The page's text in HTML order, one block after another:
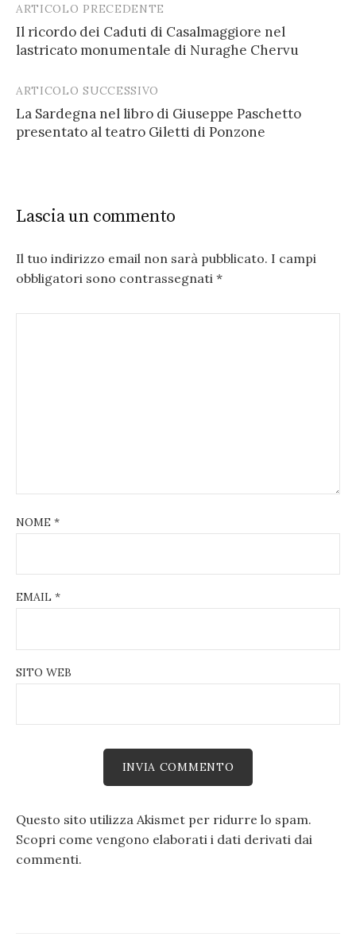
Post
navigation
ARTICOLO PRECEDENTE
Il ricordo dei Caduti di Casalmaggiore nel
lastricato monumentale di Nuraghe Chervu
ARTICOLO SUCCESSIVO
La Sardegna nel libro di Giuseppe Paschetto
presentato al teatro Giletti di Ponzone
Lascia un commento
Il tuo indirizzo email non sarà pubblicato. I campi
obbligatori sono contrassegnati *
NOME *
EMAIL *
SITO WEB
Questo sito utilizza Akismet per ridurre lo spam.
Scopri come vengono elaborati i dati derivati dai
commenti.